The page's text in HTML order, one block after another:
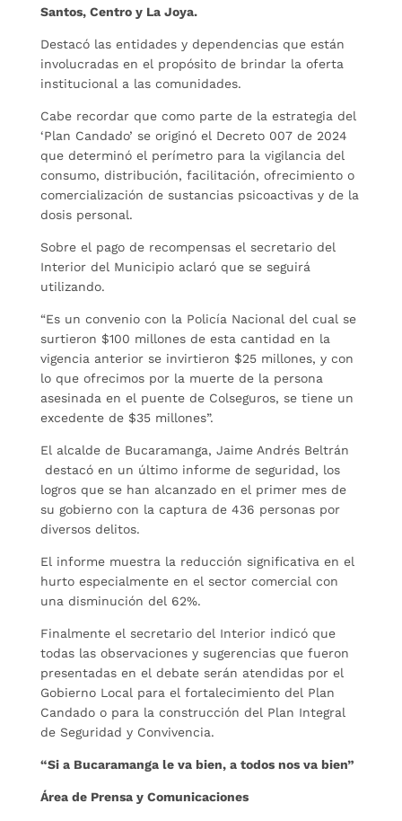
Santos, Centro y La Joya.
Destacó las entidades y dependencias que están
involucradas en el propósito de brindar la oferta
institucional a las comunidades.
Cabe recordar que como parte de la estrategia del
‘Plan Candado’ se originó el Decreto 007 de 2024
que determinó el perímetro para la vigilancia del
consumo, distribución, facilitación, ofrecimiento o
comercialización de sustancias psicoactivas y de la
dosis personal.
Sobre el pago de recompensas el secretario del
Interior del Municipio aclaró que se seguirá
utilizando.
“Es un convenio con la Policía Nacional del cual se
surtieron $100 millones de esta cantidad en la
vigencia anterior se invirtieron $25 millones, y con
lo que ofrecimos por la muerte de la persona
asesinada en el puente de Colseguros, se tiene un
excedente de $35 millones”.
El alcalde de Bucaramanga, Jaime Andrés Beltrán
destacó en un último informe de seguridad, los
logros que se han alcanzado en el primer mes de
su gobierno con la captura de 436 personas por
diversos delitos.
El informe muestra la reducción significativa en el
hurto especialmente en el sector comercial con
una disminución del 62%.
Finalmente el secretario del Interior indicó que
todas las observaciones y sugerencias que fueron
presentadas en el debate serán atendidas por el
Gobierno Local para el fortalecimiento del Plan
Candado o para la construcción del Plan Integral
de Seguridad y Convivencia.
“Si a Bucaramanga le va bien, a todos nos va bien”
Área de Prensa y Comunicaciones